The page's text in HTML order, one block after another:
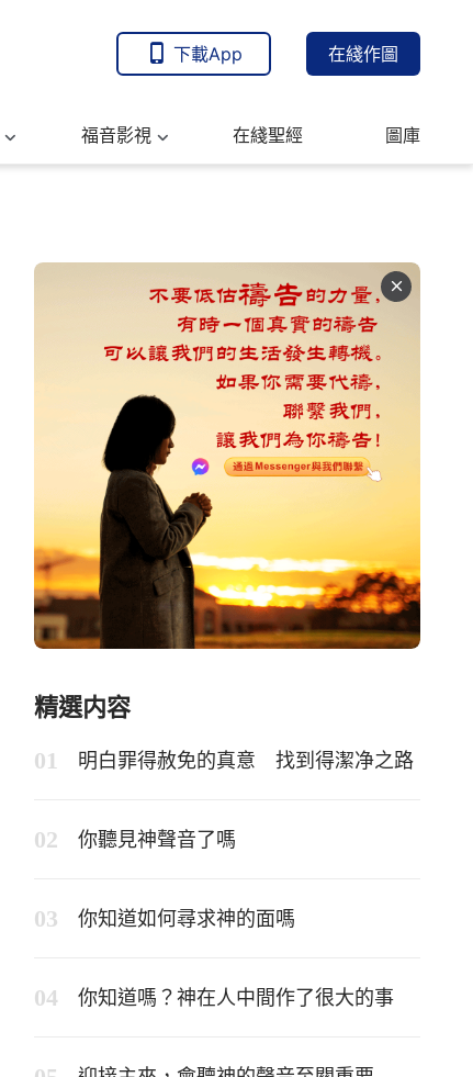
下載App 在綫作圖
福音影視 在綫聖經 圖庫
精選内容
明白罪得赦免的真意 找到得潔净之路
你聽見神聲音了嗎
你知道如何尋求神的面嗎
你知道嗎？神在人中間作了很大的事